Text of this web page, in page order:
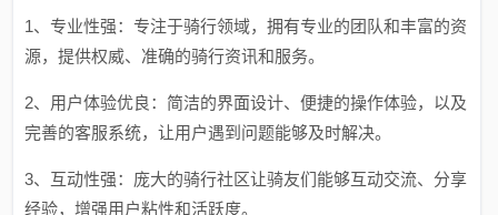
1、专业性强：专注于骑行领域，拥有专业的团队和丰富的资
源，提供权威、准确的骑行资讯和服务。
2、用户体验优良：简洁的界面设计、便捷的操作体验，以及
完善的客服系统，让用户遇到问题能够及时解决。
3、互动性强：庞大的骑行社区让骑友们能够互动交流、分享
经验，增强用户粘性和活跃度。